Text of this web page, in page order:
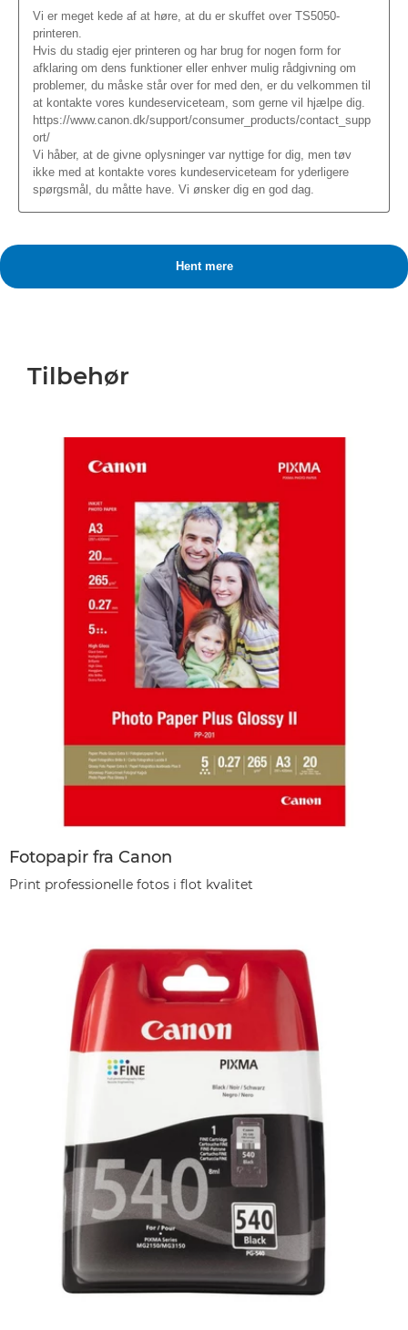
Tilbehør
Fotopapir fra Canon
Print professionelle fotos i flot kvalitet